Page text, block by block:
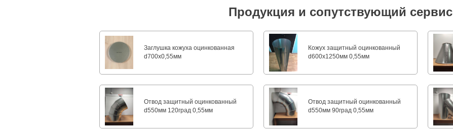
Продукция и сопутствующий сервис
Заглушка кожуха оцинкованная
d700х0,55мм
Кожух защитный оцинкованный
d600х1250мм 0,55мм
Отвод защитный оцинкованный
d550мм 120град 0,55мм
Отвод защитный оцинкованный
d550мм 90град 0,55мм